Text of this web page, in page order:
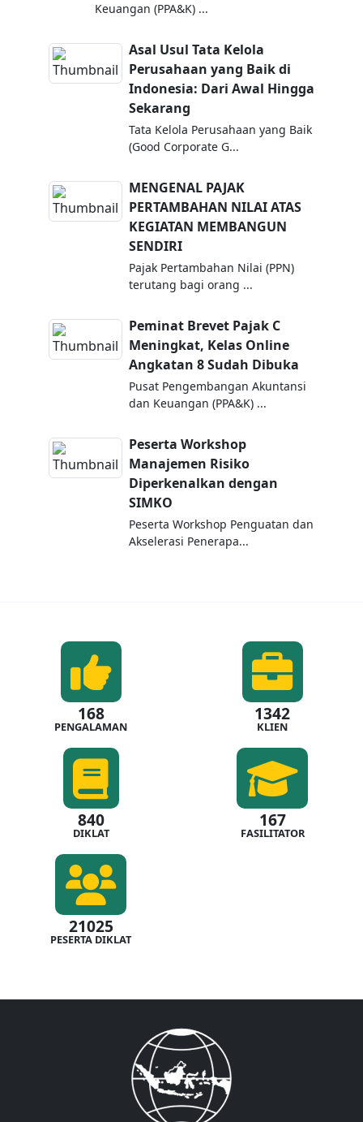
Keuangan (PPA&K) ...
Asal Usul Tata Kelola
Perusahaan yang Baik di
Indonesia: Dari Awal Hingga
Sekarang
Tata Kelola Perusahaan yang Baik
(Good Corporate G...
MENGENAL PAJAK
PERTAMBAHAN NILAI ATAS
KEGIATAN MEMBANGUN
SENDIRI
Pajak Pertambahan Nilai (PPN)
terutang bagi orang ...
Peminat Brevet Pajak C
Meningkat, Kelas Online
Angkatan 8 Sudah Dibuka
Pusat Pengembangan Akuntansi
dan Keuangan (PPA&K) ...
Peserta Workshop
Manajemen Risiko
Diperkenalkan dengan
SIMKO
Peserta Workshop Penguatan dan
Akselerasi Penerapa...
168
PENGALAMAN
1342
KLIEN
840
DIKLAT
167
FASILITATOR
21025
PESERTA DIKLAT